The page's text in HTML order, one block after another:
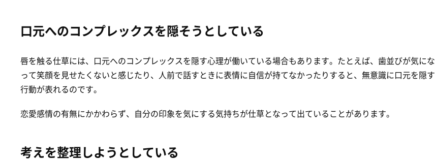
口元へのコンプレックスを隠そうとしている
唇を触る仕草には、口元へのコンプレックスを隠す心理が働いている場合もあります。たとえば、歯並びが気にな
って笑顔を見せたくないと感じたり、人前で話すときに表情に自信が持てなかったりすると、無意識に口元を隠す
行動が表れるのです。
恋愛感情の有無にかかわらず、自分の印象を気にする気持ちが仕草となって出ていることがあります。
考えを整理しようとしている